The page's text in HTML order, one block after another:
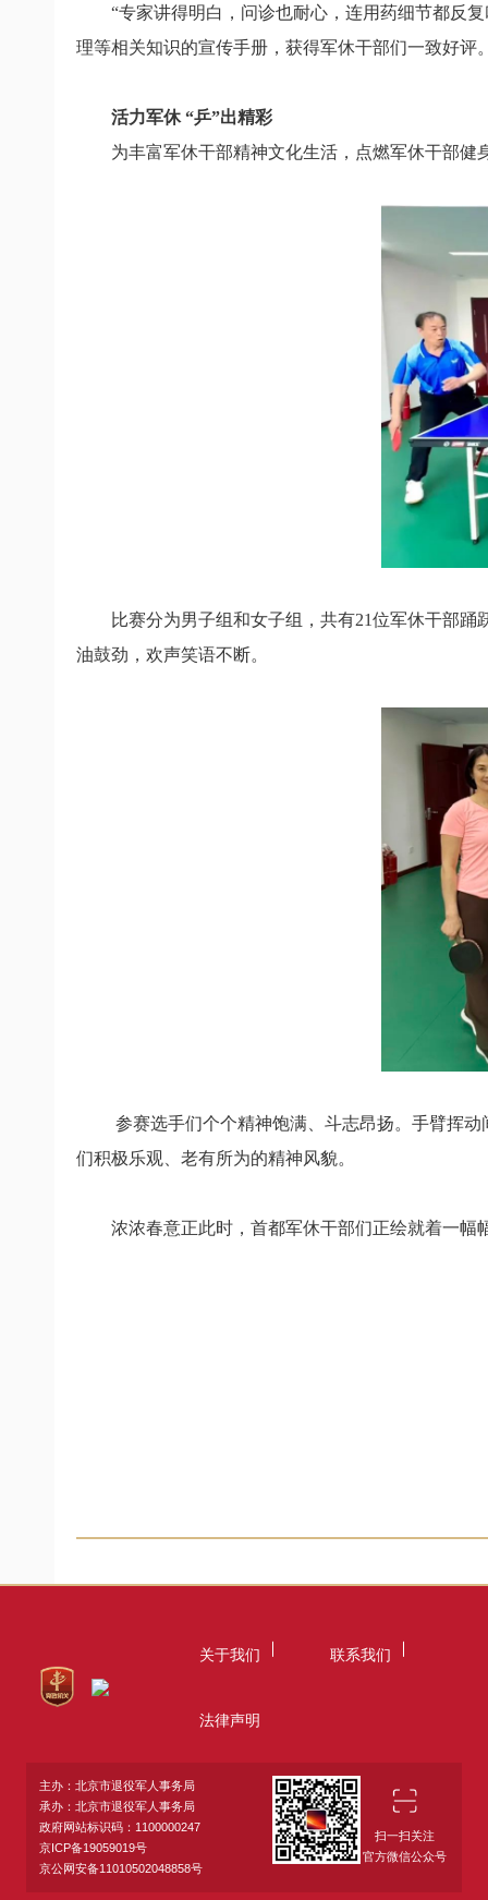
“专家讲得明白，问诊也耐心， 连用药细节都反
理等相关知识的宣传手册， 获得军休干部们一致好评
活力军休 “乒”出精彩
为丰富军休干部精神文化生活， 点燃军休干部健
比赛分为男子组和女子组， 共有21位军休干部踊
油鼓劲， 欢声笑语不断。
参赛选手们个个精神饱满、斗志昂扬。 手臂挥动
们积极乐观、老有所为的精神风貌。
浓浓春意正此时， 首都军休干部们正绘就着一幅
关于我们 联系我们
法律声明
主办：北京市退役军人事务局
承办：北京市退役军人事务局
政府网站标识码：1100000247
京ICP备19059019号
京公网安备11010502048858号
扫一扫关注
官方微信公众号